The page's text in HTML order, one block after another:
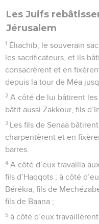
Les Juifs
Jérusalem
1 Éliachib, le souverain
les sacrificateurs, et ils
consacrèrent et en
depuis la tour de Méa
2 A côté de lui bâtirent
bâtit aussi Zakkour, fils
3 Les fils de Senaa
charpentèrent et en
barres.
4 A côté d’eux travailla
fils d’Haqqots ; à côté
Bérékia, fils de
fils de Baana ;
5 à côté d’eux